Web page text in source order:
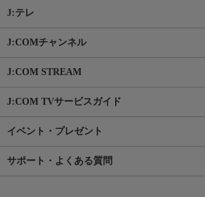
J:テレ
J:COMチャンネル
J:COM STREAM
J:COM TVサービスガイド
イベント・プレゼント
サポート・よくある質問